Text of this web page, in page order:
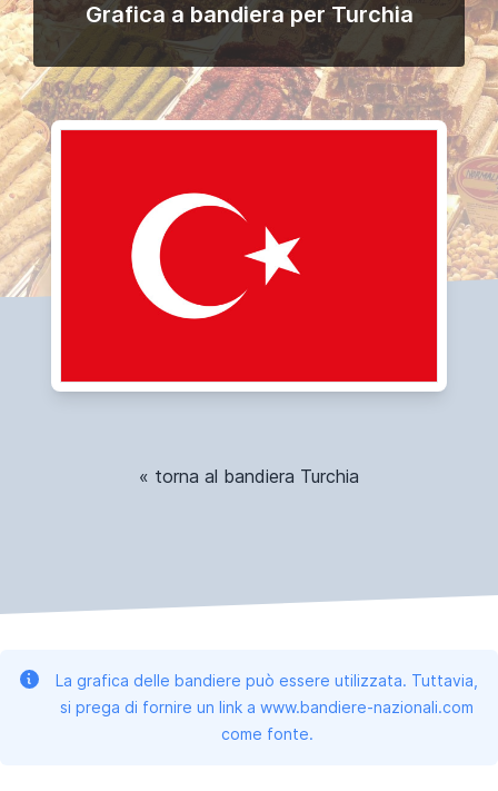
Grafica a bandiera per Turchia
« torna al bandiera Turchia
La grafica delle bandiere può essere utilizzata. Tuttavia,
si prega di fornire un link a www.bandiere-nazionali.com
come fonte.